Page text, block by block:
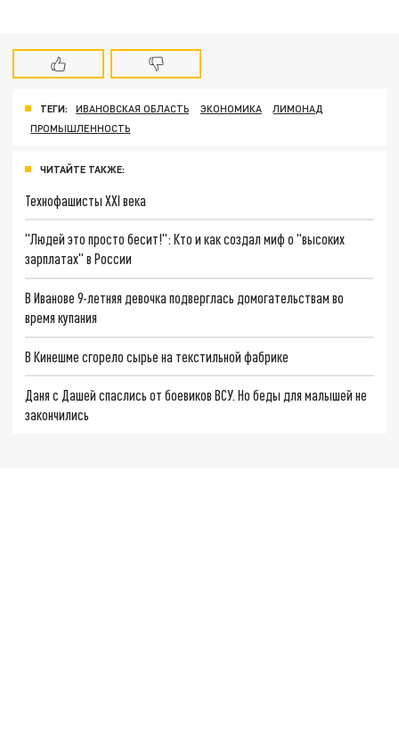
ТЕГИ: ИВАНОВСКАЯ ОБЛАСТЬ ЭКОНОМИКА
ЛИМОНАД
ПРОМЫШЛЕННОСТЬ
ЧИТАЙТЕ ТАКЖЕ:
Технофашисты XXI века
"Людей это просто бесит!": Кто и как создал миф о "высоких
зарплатах" в России
В Иванове 9-летняя девочка подверглась домогательствам во
время купания
В Кинешме сгорело сырье на текстильной фабрике
Даня с Дашей спаслись от боевиков ВСУ. Но беды для малышей не
закончились